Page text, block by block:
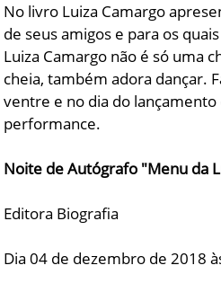
No livro Luiza Camargo
de seus amigos e para os
Luiza Camargo não é só uma
cheia, também adora dançar.
ventre e no dia do
performance.
Noite de Autógrafo "Menu da
Editora Biografia
Dia 04 de dezembro de 2018